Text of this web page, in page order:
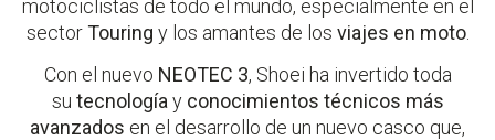
motociclistas de todo el mundo, especialmente en el
sectorTouring y los amantes de los viajes en moto.
Con el nuevo NEOTEC 3, Shoei ha invertido toda
su tecnología y conocimientos técnicos más
avanzados en el desarrollo de un nuevo casco que,